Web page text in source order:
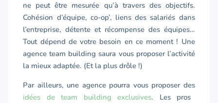
ne peut être mesurée qu’à travers des objectifs.
Cohésion d’équipe, co-op’, liens des salariés dans
l’entreprise, détente et récompense des équipes…
Tout dépend de votre besoin en ce moment ! Une
agence team building saura vous proposer l’activité
la mieux adaptée. (Et la plus drôle !)
Par ailleurs, une agence pourra vous proposer des
idées de team building exclusives. Les pros